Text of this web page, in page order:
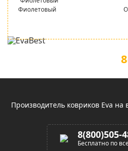
Фиолетовый
Производитель ковриков Eva на
8(800)505-
Бесплатно по